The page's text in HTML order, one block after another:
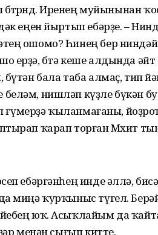
бөтөрөндө. Иренең
еңен йыртып ебәрҙе. –
ошомо? Һинең бер
ерҙә, бөтә кеше алдында
бала таба алмаҫ, тип
нишләп күҙле бүкән
ғүмерҙә ҡыланмағаны,
ҡарап торған Мөхит
ебәргәнһең инде әллә,
миңә ҡурҡыныс түгел.
юҡ. Асыҡлайым да
менән сығып китте.